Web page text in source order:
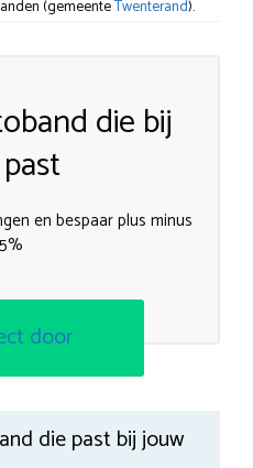
(gemeenteTwenterand).
die bij
en bespaar plus minus
door
die past bij jouw